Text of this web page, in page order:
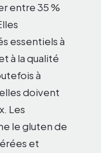
entre 35 %
essentiels à
à la qualité
à
doivent
Les
le gluten de
et